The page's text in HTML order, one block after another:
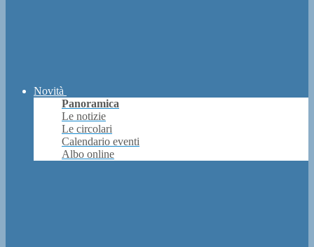
Novità
Panoramica
Le notizie
Le circolari
Calendario eventi
Albo online